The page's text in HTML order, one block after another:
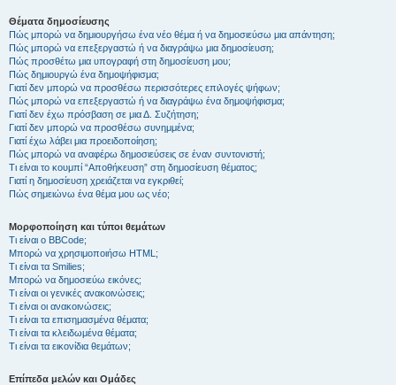
Θέματα δημοσίευσης
Πώς μπορώ να δημιουργήσω ένα νέο θέμα ή να δημοσιεύσω μια απάντηση;
Πώς μπορώ να επεξεργαστώ ή να διαγράψω μια δημοσίευση;
Πώς προσθέτω μια υπογραφή στη δημοσίευση μου;
Πώς δημιουργώ ένα δημοψήφισμα;
Γιατί δεν μπορώ να προσθέσω περισσότερες επιλογές ψήφων;
Πώς μπορώ να επεξεργαστώ ή να διαγράψω ένα δημοψήφισμα;
Γιατί δεν έχω πρόσβαση σε μια Δ. Συζήτηση;
Γιατί δεν μπορώ να προσθέσω συνημμένα;
Γιατί έχω λάβει μια προειδοποίηση;
Πώς μπορώ να αναφέρω δημοσιεύσεις σε έναν συντονιστή;
Τι είναι το κουμπί “Αποθήκευση” στη δημοσίευση θέματος;
Γιατί η δημοσίευση χρειάζεται να εγκριθεί;
Πώς σημειώνω ένα θέμα μου ως νέο;
Μορφοποίηση και τύποι θεμάτων
Τι είναι ο BBCode;
Μπορώ να χρησιμοποιήσω HTML;
Τι είναι τα Smilies;
Μπορώ να δημοσιεύω εικόνες;
Τι είναι οι γενικές ανακοινώσεις;
Τι είναι οι ανακοινώσεις;
Τι είναι τα επισημασμένα θέματα;
Τι είναι τα κλειδωμένα θέματα;
Τι είναι τα εικονίδια θεμάτων;
Επίπεδα μελών και Ομάδες